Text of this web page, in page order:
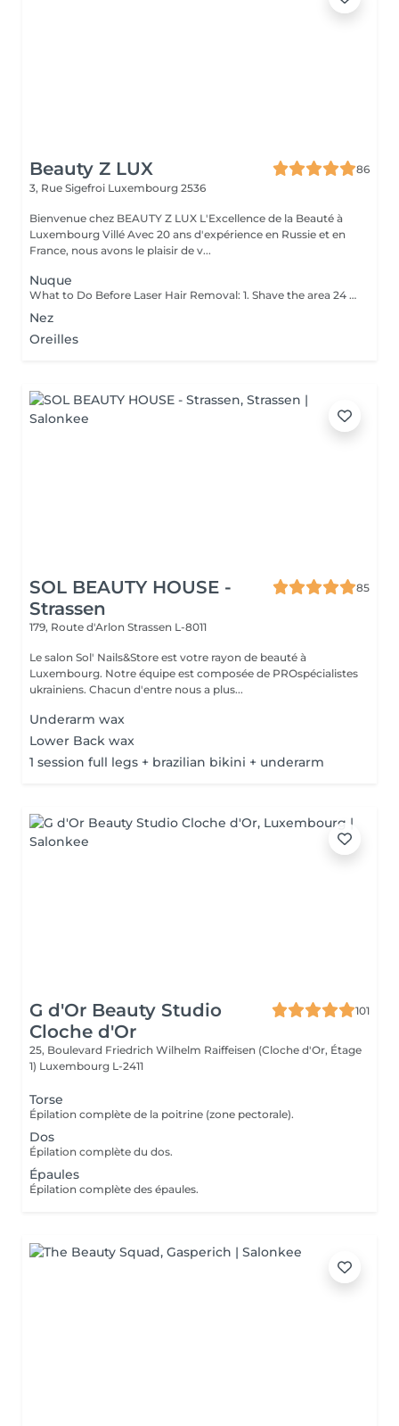
Beauty Z LUX
86
3, Rue Sigefroi Luxembourg 2536
Bienvenue chez BEAUTY Z LUX L'Excellence de la Beauté à
Luxembourg Villé Avec 20 ans d'expérience en Russie et en
France, nous avons le plaisir de v...
Nuque
What to Do Before Laser Hair Removal: 1. Shave the area 24 hours before your appointment don't wax or pluck. 2. Avoid sun exposure and tanning 3. Clean the skin make sure the area is free of lotion, deodorant, makeup, or oils. 4. Avoid active skincare products (like retinoids, acids, or scrubs) on the area for a few days before treatment. 5. Do not take photosensitizing medications (like certain antibiotics) check with your technician if you're unsure. 6. Wear loose, comfortable clothing on the day of your appointment. 7. Inform your technician if you are pregnant, breastfeeding, or have any medical conditions. Contraindications After Permanent Laser Hair Removal: 1. Avoid sun exposure for at least 12 weeks before and after treatment. 2. Do not use tanning beds or self-tanners in the treated area. 3. Avoid hot baths, saunas, and steam rooms for 2448 hours after treatment. 4. Do not wax, pluck, or use depilatory creams between sessions shaving is allowed. 5. Avoid using active skincare products (like retinoids, acids, or exfoliants) on the treated area for several days. 6. Do not apply makeup or perfumed products immediately after treatment (especially on the face). 7. Pregnancy and certain medications (like photosensitizing drugs) may be contraindications always consult a professional first.
Nez
Oreilles
SOL BEAUTY HOUSE -
Strassen
85
179, Route d'Arlon Strassen L-8011
Le salon Sol' Nails&Store est votre rayon de beauté à
Luxembourg. Notre équipe est composée de PROspécialistes
ukrainiens. Chacun d'entre nous a plus...
Underarm wax
Lower Back wax
1 session full legs + brazilian bikini + underarm
G d'Or Beauty Studio
Cloche d'Or
101
25, Boulevard Friedrich Wilhelm Raiffeisen (Cloche d'Or, Étage
1) Luxembourg L-2411
Torse
Épilation complète de la poitrine (zone pectorale).
Dos
Épilation complète du dos.
Épaules
Épilation complète des épaules.